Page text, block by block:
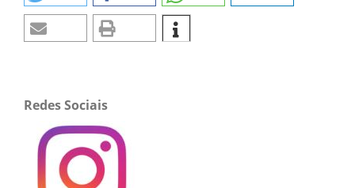
Redes Sociais